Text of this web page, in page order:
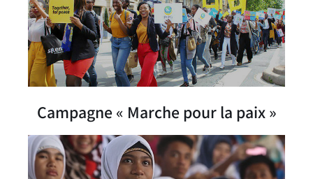
Campagne « Marche pour la paix »